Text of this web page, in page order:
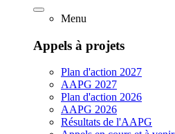
Menu
Appels à projets
Plan d'action 2027
AAPG 2027
Plan d'action 2026
AAPG 2026
Résultats de l'AAPG